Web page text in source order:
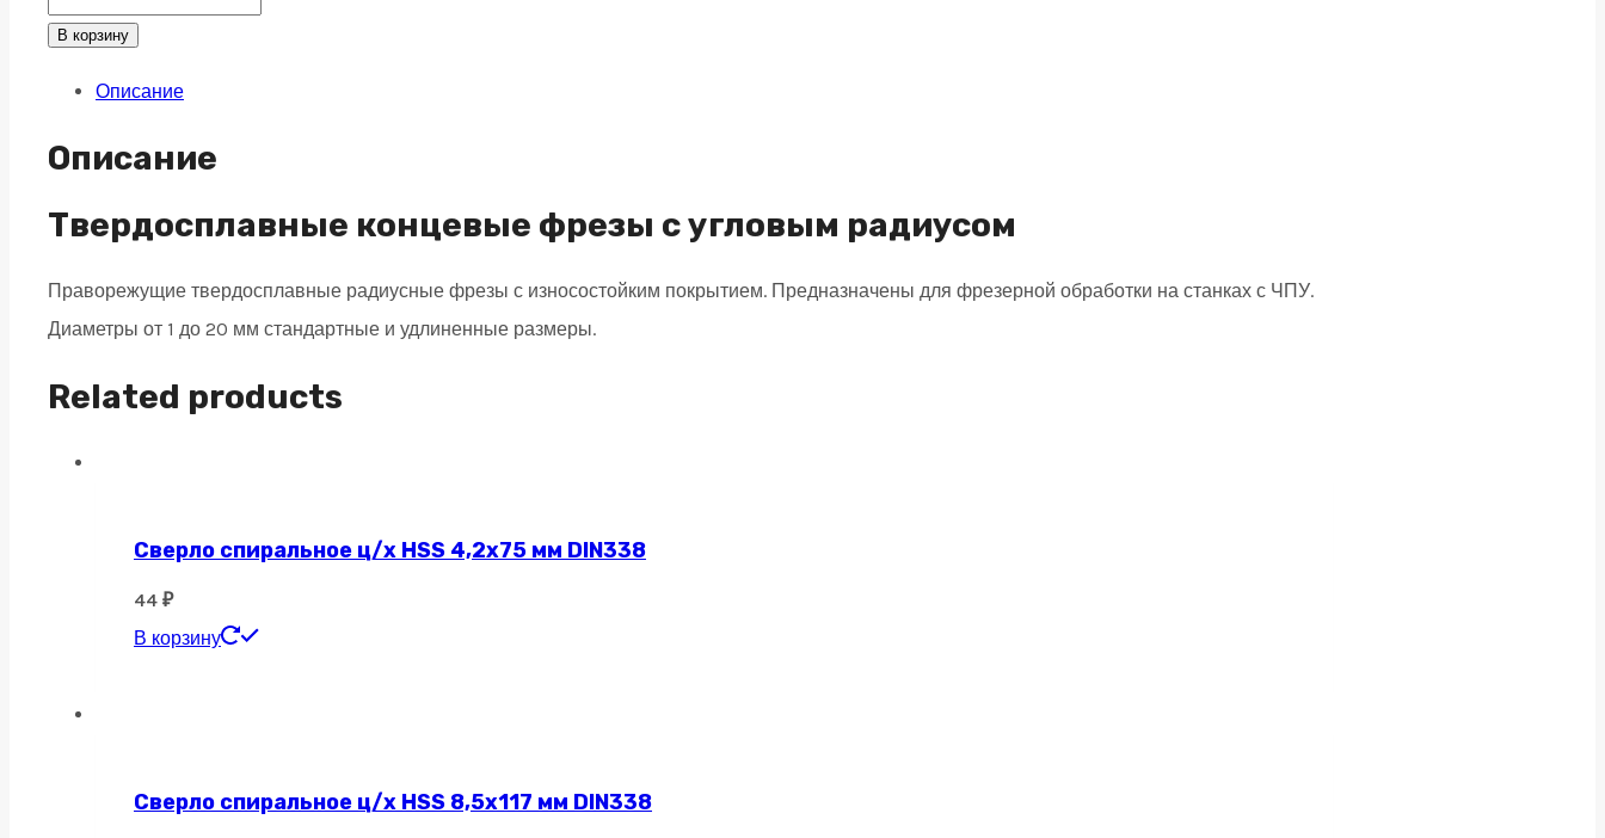
фреза
угловым
зуба,
65,
Nano
10х25х100
В корзину
Описание
Описание
Твердосплавные концевые фрезы с угловым радиусом
Праворежущие твердосплавные радиусные фрезы с износостойким покрытием. Предназначены для фрезерной обработки на станках с ЧПУ.
Диаметры от 1 до 20 мм стандартные и удлиненные размеры.
Related products
Сверло спиральное ц/х HSS 4,2х75 мм DIN338
44 ₽
В корзину
Сверло спиральное ц/х HSS 8,5х117 мм DIN338